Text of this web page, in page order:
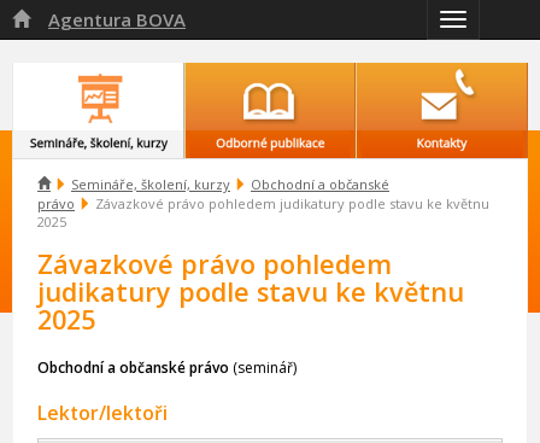
Přepnout
navigaci
 Agentura BOVA
 Semináře, školení, kurzy
Obchodní a občanské
právo
Závazkové právo pohledem judikatury podle stavu ke květnu
2025
Závazkové právo pohledem
judikatury podle stavu ke květnu
2025
Obchodní a občanské právo (seminář)
Lektor/lektoři